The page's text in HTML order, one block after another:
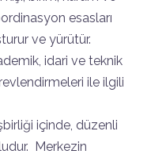
esasları
ve yürütür.
idari ve teknik
ile ilgili
içinde, düzenli
Merkezin